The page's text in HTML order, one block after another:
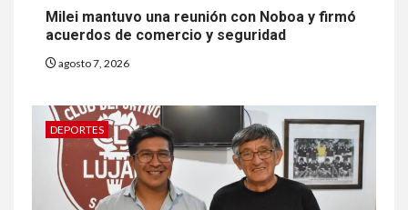
Milei mantuvo una reunión con Noboa y firmó
acuerdos de comercio y seguridad
agosto 7, 2026
DEPORTES